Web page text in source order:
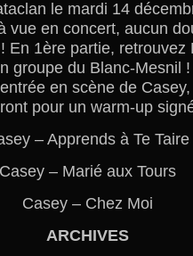
le mardi 14
vue en concert, aucun
En 1ère partie, retrouvez
groupe du Blanc-Mesnil
en scène de
pour un warm-up
– Apprends à Te Taire
Casey – Marié aux Tours
Casey – Chez Moi
ARCHIVES